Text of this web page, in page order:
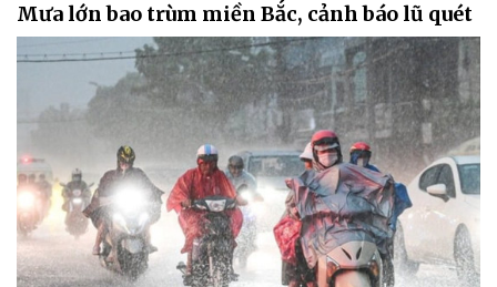
Mưa lớn bao trùm miền Bắc, cảnh báo lũ quét